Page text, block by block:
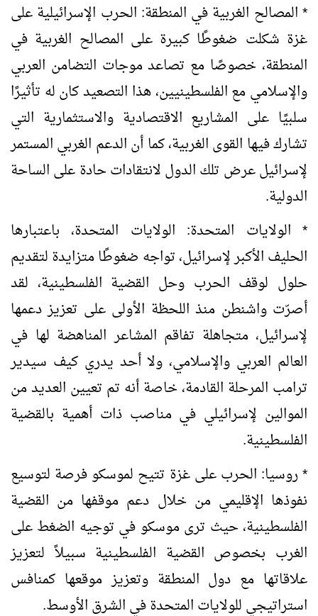
* المصالح الغربية في المنطقة: الحرب الإسرائيلية على
غزة شكلت ضغوطًا كبيرة على المصالح الغربية في
المنطقة، خصوصًا مع تصاعد موجات التضامن العربي
والإسلامي مع الفلسطينيين، هذا التصعيد كان له تأثيرًا
سلبيًا على المشاريع الاقتصادية والاستثمارية التي
تشارك فيها القوى الغربية، كما أن الدعم الغربي المستمر
لإسرائيل عرض تلك الدول لانتقادات حادة على الساحة
الدولية.
* الولايات المتحدة: الولايات المتحدة، باعتبارها
الحليف الأكبر لإسرائيل، تواجه ضغوطًا متزايدة لتقديم
حلول لوقف الحرب وحل القضية الفلسطينية، لقد
أصرّت واشنطن منذ اللحظة الأولى على تعزيز دعمها
لإسرائيل، متجاهلة تفاقم المشاعر المناهضة لها في
العالم العربي والإسلامي، ولا أحد يدري كيف سيدير
ترامب المرحلة القادمة، خاصة أنه تم تعيين العديد من
الموالين لإسرائيلي في مناصب ذات أهمية بالقضية
الفلسطينية.
* روسيا: الحرب على غزة تتيح لموسكو فرصة لتوسيع
نفوذها الإقليمي من خلال دعم موقفها من القضية
الفلسطينية، حيث ترى موسكو في توجيه الضغط على
الغرب بخصوص القضية الفلسطينية سبيلاً لتعزيز
علاقاتها مع دول المنطقة وتعزيز موقعها كمنافس
استراتيجي للولايات المتحدة في الشرق الأوسط.